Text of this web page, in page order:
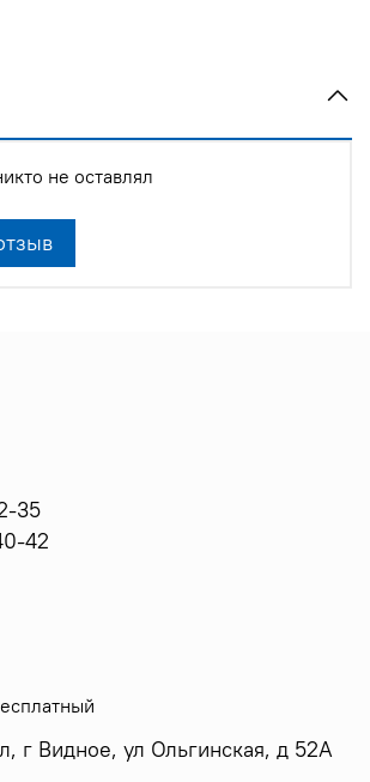
не оставлял
35
42
г Видное, ул Ольгинская, д 52А